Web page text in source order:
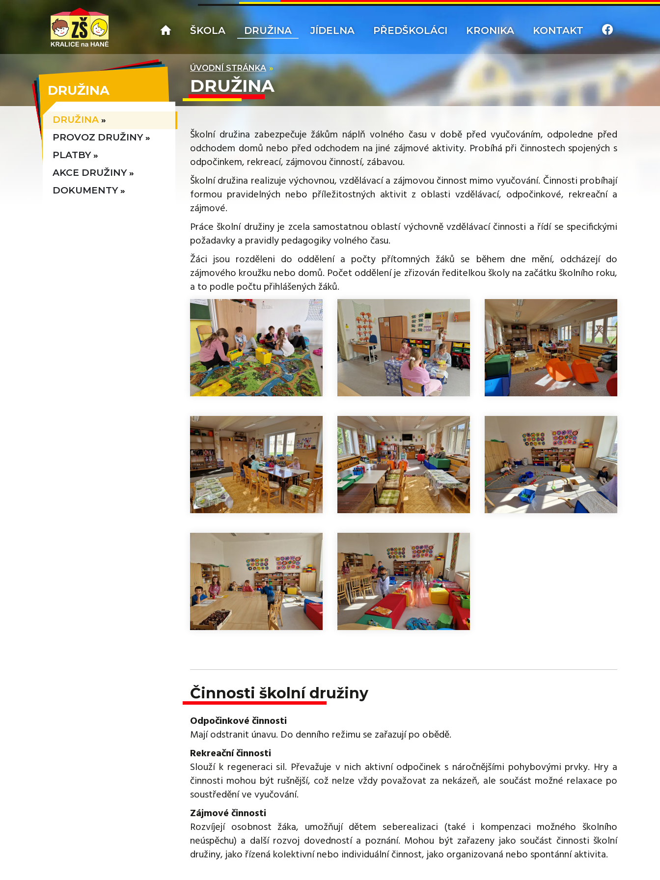
ŠKOLA DRUŽINA JÍDELNA PŘEDŠKOLÁCI KRONIKA KONTAKT
ÚVODNÍ STRÁNKA
DRUŽINA
DRUŽINA
DRUŽINA
PROVOZ DRUŽINY
PLATBY
AKCE DRUŽINY
DOKUMENTY
Školní družina zabezpečuje žákům náplň volného času v době před vyučováním, odpoledne před
odchodem domů nebo před odchodem na jiné zájmové aktivity. Probíhá při činnostech spojených s
odpočinkem, rekreací, zájmovou činností, zábavou.
Školní družina realizuje výchovnou, vzdělávací a zájmovou činnost mimo vyučování. Činnosti probíhají
formou pravidelných nebo příležitostných aktivit z oblasti vzdělávací, odpočinkové, rekreační a
zájmové.
Práce školní družiny je zcela samostatnou oblastí výchovně vzdělávací činnosti a řídí se specifickými
požadavky a pravidly pedagogiky volného času.
Žáci jsou rozděleni do oddělení a počty přítomných žáků se během dne mění, odcházejí do
zájmového kroužku nebo domů. Počet oddělení je zřizován ředitelkou školy na začátku školního roku,
a to podle počtu přihlášených žáků.
Činnosti školní družiny
Odpočinkové činnosti
Mají odstranit únavu. Do denního režimu se zařazují po obědě.
Rekreační činnosti
Slouží k regeneraci sil. Převažuje v nich aktivní odpočinek s náročnějšími pohybovými prvky. Hry a
činnosti mohou být rušnější, což nelze vždy považovat za nekázeň, ale součást možné relaxace po
soustředění ve vyučování.
Zájmové činnosti
Rozvíjejí osobnost žáka, umožňují dětem seberealizaci (také i kompenzaci možného školního
neúspěchu) a další rozvoj dovedností a poznání. Mohou být zařazeny jako součást činnosti školní
družiny, jako řízená kolektivní nebo individuální činnost, jako organizovaná nebo spontánní aktivita.